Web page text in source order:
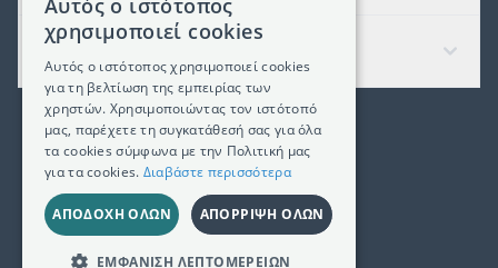
(+30) 2311 24.15.60
FacebookInstagram
Γ.Ε.ΜΗ. 181367406000
Αυτός ο ιστότοπος
χρησιμοποιεί cookies
Αυτός ο ιστότοπος χρησιμοποιεί cookies
για τη βελτίωση της εμπειρίας των
χρηστών. Χρησιμοποιώντας τον ιστότοπό
μας, παρέχετε τη συγκατάθεσή σας για όλα
τα cookies σύμφωνα με την Πολιτική μας
για τα cookies. Διαβάστε περισσότερα
ΑΠΟΔΟΧΉ ΌΛΩΝ ΑΠΌΡΡΙΨΗ ΌΛΩΝ
ΕΜΦΆΝΙΣΗ ΛΕΠΤΟΜΕΡΕΙΏΝ